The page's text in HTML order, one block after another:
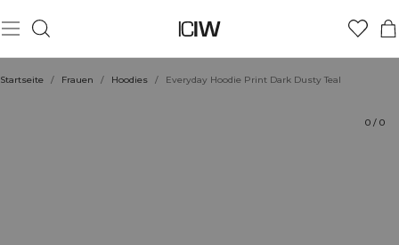
Startseite / Frauen / Hoodies / Everyday Hoodie Print Dark Dusty Teal
0 / 0